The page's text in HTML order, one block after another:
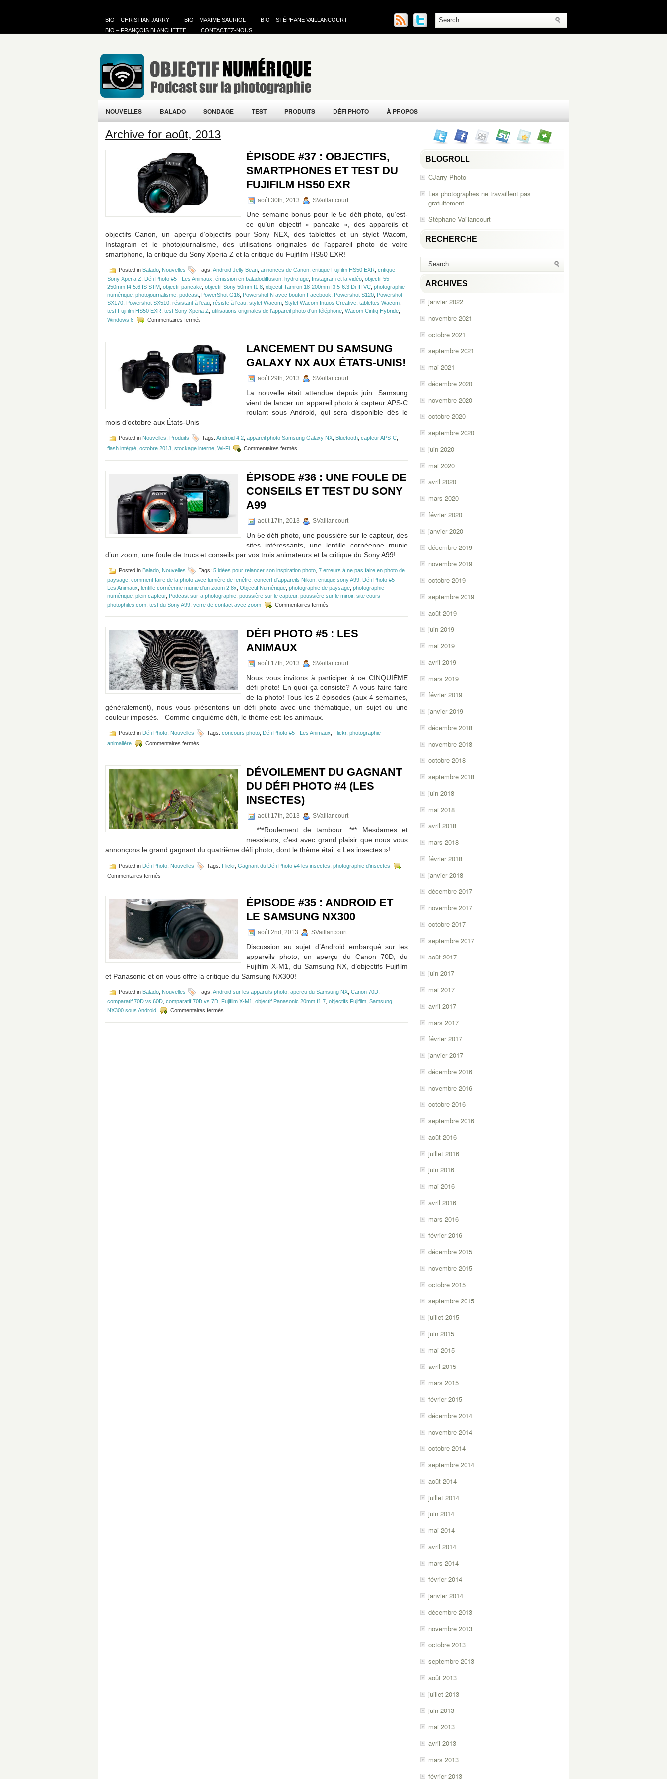
BIO – CHRISTIAN JARRY BIO – MAXIME SAURIOL
BIO – STÉPHANE VAILLANCOURT
BIO – FRANÇOIS BLANCHETTE
CONTACTEZ-NOUS
NOUVELLES BALADO SONDAGE TEST PRODUITS DÉFI PHOTO À PROPOS
Archive for août, 2013
ÉPISODE #37 : OBJECTIFS,
SMARTPHONES ET TEST DU
FUJIFILM HS50 EXR
août 30th, 2013 SVaillancourt
Une semaine bonus pour le 5e défi photo, qu’est-
ce qu’un objectif « pancake », des appareils et
objectifs Canon, un aperçu d’objectifs pour Sony NEX, des tablettes et un stylet Wacom,
Instagram et le photojournalisme, des utilisations originales de l’appareil photo de votre
smartphone, la critique du Sony Xperia Z et la critique du Fujifilm HS50 EXR!
Posted in Balado Nouvelles Tags: Android Jelly Bean annonces de Canon critique Fujifilm HS50 EXR critique
Sony Xperia Z
Défi Photo #5 - Les Animaux émission en baladodiffusion hydrofuge Instagram et la vidéo objectif 55-
250mm f4-5.6 IS STM objectif pancake objectif Sony 50mm f1.8 objectif Tamron 18-200mm f3.5-6.3 Di III VC photographie
numérique photojournalisme podcast PowerShot G16 Powershot N avec bouton Facebook Powershot S120 Powershot
SX170 Powershot SX510 résistant à l'eau résiste à l'eau stylet Wacom Stylet Wacom Intuos Creative tablettes Wacom
test Fujifilm HS50 EXR test Sony Xperia Z utilisations originales de l'appareil photo d'un téléphone Wacom Cintiq Hybride
Windows 8
Commentaires fermés
#37
:
Objectifs,
Smartphones
et
test
du
Fujifilm
HS50
EXR
LANCEMENT DU SAMSUNG
GALAXY NX AUX ÉTATS-UNIS!
août 29th, 2013 SVaillancourt
La nouvelle était attendue depuis juin. Samsung
vient de lancer un appareil photo à capteur APS-C
roulant sous Android, qui sera disponible dès le
mois d’octobre aux États-Unis.
Posted in Nouvelles Produits Tags: Android 4.2 appareil photo Samsung Galaxy NX Bluetooth capteur APS-C
flash intégré octobre 2013 stockage interne Wi-Fi Commentaires fermés
du
Galaxy
NX
aux
ÉPISODE #36 : UNE FOULE DE
CONSEILS ET TEST DU SONY
A99
août 17th, 2013 SVaillancourt
Un 5e défi photo, une poussière sur le capteur, des
sites intéressants, une lentille cornéenne munie
d’un zoom, une foule de trucs et conseils par vos trois animateurs et la critique du Sony A99!
Posted in Balado Nouvelles Tags: 5 idées pour relancer son inspiration photo 7 erreurs à ne pas faire en photo de
paysage comment faire de la photo avec lumière de fenêtre concert d'appareils Nikon critique sony A99 Défi Photo #5 -
Les Animaux lentille cornéenne munie d'un zoom 2.8x Objectif Numérique photographie de paysage photographie
numérique plein capteur, Podcast sur la photographie poussière sur le capteur, poussière sur le miroir, site cours-
photophiles.com test du Sony A99 verre de contact avec zoom Commentaires fermés
#36
Une
et
test
Sony
A99
DÉFI PHOTO #5 : LES
ANIMAUX
août 17th, 2013 SVaillancourt
Nous vous invitons à participer à ce CINQUIÈME
défi photo! En quoi ça consiste? À vous faire faire
de la photo! Tous les 2 épisodes (aux 4 semaines,
généralement), nous vous présentons un défi photo avec une thématique, un sujet ou une
couleur imposés. Comme cinquième défi, le thème est: les animaux.
Posted in Défi Photo Nouvelles Tags: concours photo Défi Photo #5 - Les Animaux Flickr, photographie
animalière
Commentaires fermés
Photo
#5
animaux
DÉVOILEMENT DU GAGNANT
DU DÉFI PHOTO #4 (LES
INSECTES)
août 17th, 2013 SVaillancourt
***Roulement de tambour…*** Mesdames et
messieurs, c’est avec grand plaisir que nous vous
annonçons le grand gagnant du quatrième défi photo, dont le thème était « Les insectes »!
Posted in Défi Photo Nouvelles Tags: Flickr, Gagnant du Défi Photo #4 les insectes photographie d'insectes
Commentaires fermés
gagnant
du
Défi
Photo
#4
(Les
Insectes)
ÉPISODE #35 : ANDROID ET
LE SAMSUNG NX300
août 2nd, 2013 SVaillancourt
Discussion au sujet d’Android embarqué sur les
appareils photo, un aperçu du Canon 70D, du
Fujifilm X-M1, du Samsung NX, d’objectifs Fujifilm
et Panasonic et on vous offre la critique du Samsung NX300!
Posted in Balado Nouvelles Tags: Android sur les appareils photo aperçu du Samsung NX Canon 70D
comparatif 70D vs 60D comparatif 70D vs 7D Fujifilm X-M1 objectif Panasonic 20mm f1.7 objectifs Fujifilm Samsung
NX300 sous Android
Commentaires fermés
#35
BLOGROLL
CJarry Photo
Les photographes ne travaillent pas
gratuitement
Stéphane Vaillancourt
RECHERCHE
ARCHIVES
janvier 2022
novembre 2021
octobre 2021
septembre 2021
mai 2021
décembre 2020
novembre 2020
octobre 2020
septembre 2020
juin 2020
mai 2020
avril 2020
mars 2020
février 2020
janvier 2020
décembre 2019
novembre 2019
octobre 2019
septembre 2019
août 2019
juin 2019
mai 2019
avril 2019
mars 2019
février 2019
janvier 2019
décembre 2018
novembre 2018
octobre 2018
septembre 2018
juin 2018
mai 2018
avril 2018
mars 2018
février 2018
janvier 2018
décembre 2017
novembre 2017
octobre 2017
septembre 2017
août 2017
juin 2017
mai 2017
avril 2017
mars 2017
février 2017
janvier 2017
décembre 2016
novembre 2016
octobre 2016
septembre 2016
août 2016
juillet 2016
juin 2016
mai 2016
avril 2016
mars 2016
février 2016
décembre 2015
novembre 2015
octobre 2015
septembre 2015
juillet 2015
juin 2015
mai 2015
avril 2015
mars 2015
février 2015
décembre 2014
novembre 2014
octobre 2014
septembre 2014
août 2014
juillet 2014
juin 2014
mai 2014
avril 2014
mars 2014
février 2014
janvier 2014
décembre 2013
novembre 2013
octobre 2013
septembre 2013
août 2013
juillet 2013
juin 2013
mai 2013
avril 2013
mars 2013
février 2013